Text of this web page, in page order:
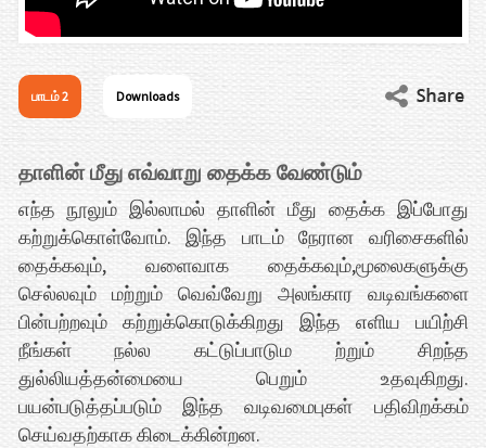
பாடம் 2 Downloads
தாளின் மீது எவ்வாறு தைக்க வேண்டும்
எந்த நூலும் இல்லாமல் தாளின் மீது தைக்க இப்போது
கற்றுக்கொள்வோம். இந்த பாடம் நேரான வரிசைகளில்
தைக்கவும், வளைவாக தைக்கவும்,மூலைகளுக்கு
செல்லவும் மற்றும் வெவ்வேறு அலங்கார வடிவங்களை
பின்பற்றவும் கற்றுக்கொடுக்கிறது இந்த எளிய பயிற்சி
நீங்கள் நல்ல கட்டுப்பாடும ற்றும் சிறந்த
துல்லியத்தன்மையை பெறும் உதவுகிறது.
பயன்படுத்தப்படும் இந்த வடிவமைபுகள் பதிவிறக்கம்
செய்வதற்காக கிடைக்கின்றன.